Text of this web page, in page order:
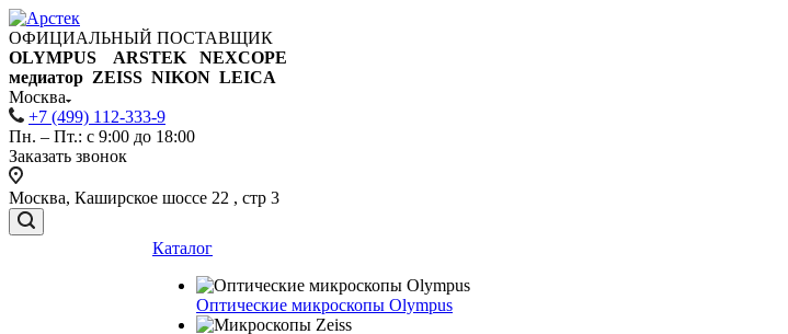
ОФИЦИАЛЬНЫЙ ПОСТАВЩИК
OLYMPUS ARSTEK NEXCOPE
медиатор ZEISS NIKON LEICA
Москва
+7 (499) 112-333-9
Пн. – Пт.: с 9:00 до 18:00
Заказать звонок
Москва, Каширское шоссе 22 , стр 3
Каталог
Оптические микроскопы Olympus